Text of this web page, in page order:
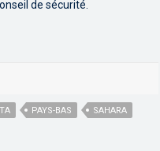
de sécurité.
PAYS-BAS SAHARA